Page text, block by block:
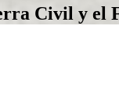
Civil y el